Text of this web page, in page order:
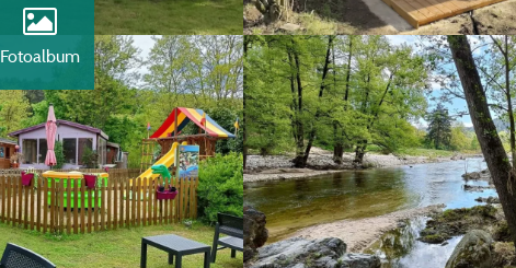
Fotoalbum